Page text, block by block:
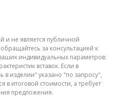
и не является публичной
за консультацией к
индивидуальных параметров:
вставок. Если в
в изделии" указано "по запросу",
в итоговой стоимости, а требует
предложения.